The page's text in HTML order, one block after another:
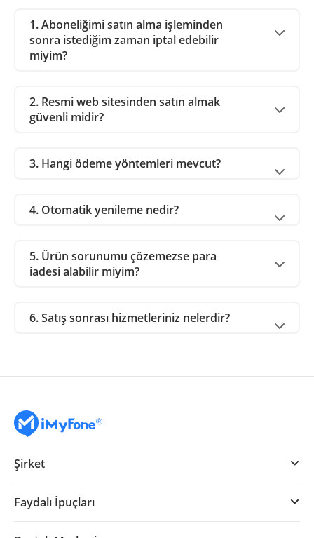
1. Aboneliğimi satın alma işleminden
sonra istediğim zaman iptal edebilir
miyim?
2. Resmi web sitesinden satın almak
güvenli midir?
3. Hangi ödeme yöntemleri mevcut?
4. Otomatik yenileme nedir?
5. Ürün sorunumu çözemezse para
iadesi alabilir miyim?
6. Satış sonrası hizmetleriniz nelerdir?
Şirket
Faydalı İpuçları